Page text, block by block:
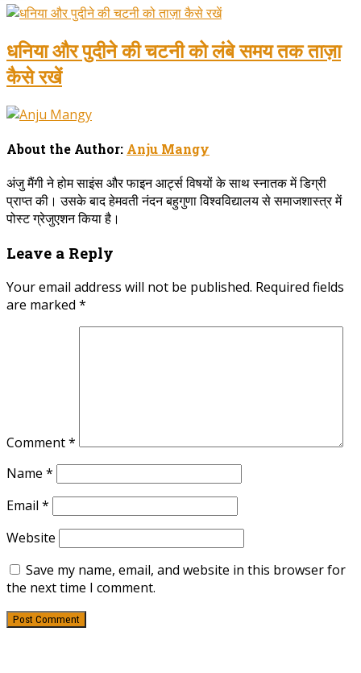
धनिया और पुदीने की चटनी को लंबे समय तक ताज़ा
कैसे रखें
About the Author: Anju Mangy
अंजु मैंगी ने होम साइंस और फाइन आर्ट्स विषयों के साथ स्नातक में डिग्री
प्राप्त की। उसके बाद हेमवती नंदन बहुगुणा विश्वविद्यालय से समाजशास्त्र में
पोस्ट ग्रेजुएशन किया है।
Leave a Reply
Your email address will not be published. Required fields
are marked *
Comment*
Name *
Email *
Website
Save my name, email, and website in this browser for
the next time I comment.